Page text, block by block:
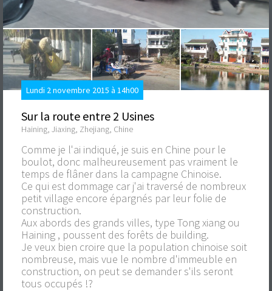
Lundi 2 novembre 2015 à 14h00
Sur la route entre 2 Usines
Haining, Jiaxing, Zhejiang, Chine
Comme je l'ai indiqué, je suis en Chine pour le
boulot, donc malheureusement pas vraiment le
temps de flâner dans la campagne Chinoise.
Ce qui est dommage car j'ai traversé de nombreux
petit village encore épargnés par leur folie de
construction.
Aux abords des grands villes, type Tong xiang ou
Haining , poussent des forêts de building.
Je veux bien croire que la population chinoise soit
nombreuse, mais vue le nombre d'immeuble en
construction, on peut se demander s'ils seront
tous occupés !?